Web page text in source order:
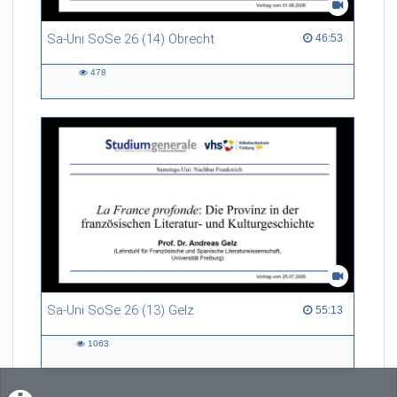
Sa-Uni SoSe 26 (14) Obrecht 46:53
46:53 duration
478
Sa-Uni SoSe 26 (13) Gelz 55:13
55:13 duration
1063